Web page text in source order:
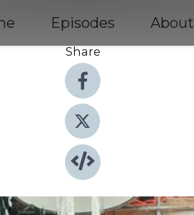
Episodes About
Share